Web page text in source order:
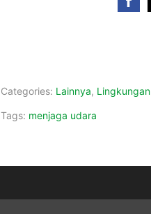
Categories: Lainnya, Lingkungan
Tags: menjaga udara